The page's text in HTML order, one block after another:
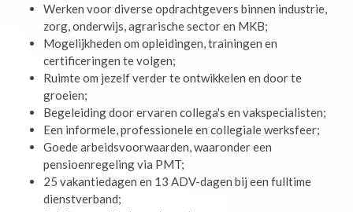
Werken voor diverse opdrachtgevers binnen industrie,
zorg, onderwijs, agrarische sector en MKB;
Mogelijkheden om opleidingen, trainingen en
certificeringen te volgen;
Ruimte om jezelf verder te ontwikkelen en door te
groeien;
Begeleiding door ervaren collega's en vakspecialisten;
Een informele, professionele en collegiale werksfeer;
Goede arbeidsvoorwaarden, waaronder een
pensioenregeling via PMT;
25 vakantiedagen en 13 ADV-dagen bij een fulltime
dienstverband;